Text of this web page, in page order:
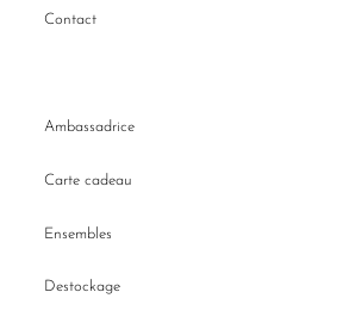
Contact
Ambassadrice
Carte cadeau
Ensembles
Destockage